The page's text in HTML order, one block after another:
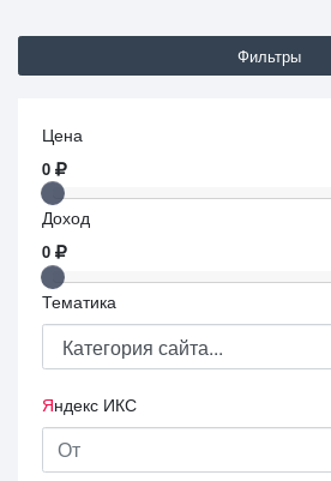
Фильтры
Цена
0
Доход
0
Тематика
Яндекс ИКС